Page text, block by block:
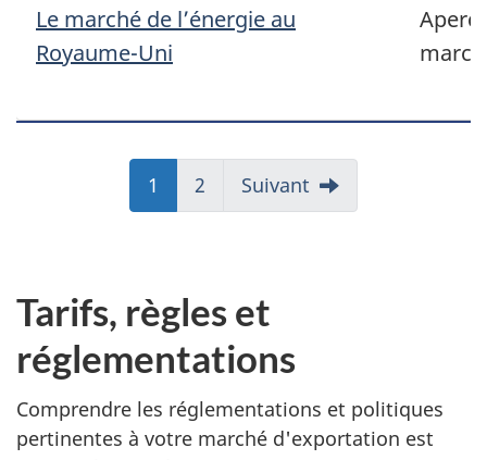
Le marché de l’énergie au
Royaume-Uni
Page
1 Page
2 Suivant
Tarifs, règles et
réglementations
Comprendre les réglementations et politiques
pertinentes à votre marché d'exportation est